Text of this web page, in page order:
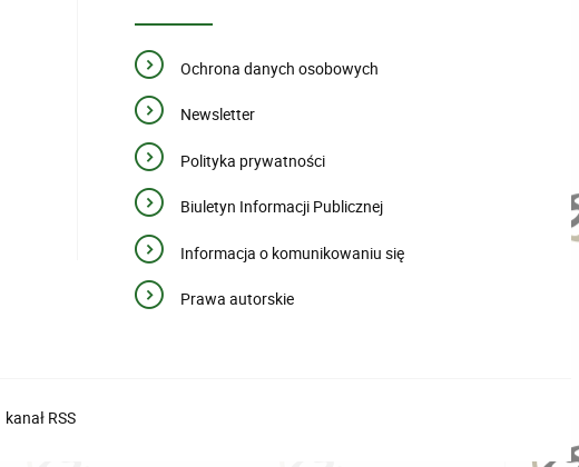
Ochrona danych osobowych
Newsletter
Polityka prywatności
Biuletyn Informacji Publicznej
Informacja o komunikowaniu się
Prawa autorskie
kanał RSS